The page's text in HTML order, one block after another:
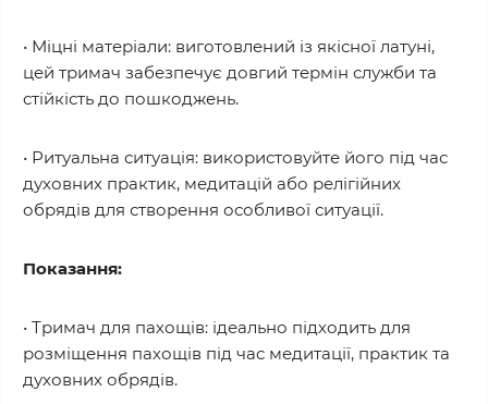
• Міцні матеріали: виготовлений із якісної латуні,
цей тримач забезпечує довгий термін служби та
стійкість до пошкоджень.
• Ритуальна ситуація: використовуйте його під час
духовних практик, медитацій або релігійних
обрядів для створення особливої ситуації.
Показання:
• Тримач для пахощів: ідеально підходить для
розміщення пахощів під час медитації, практик та
духовних обрядів.